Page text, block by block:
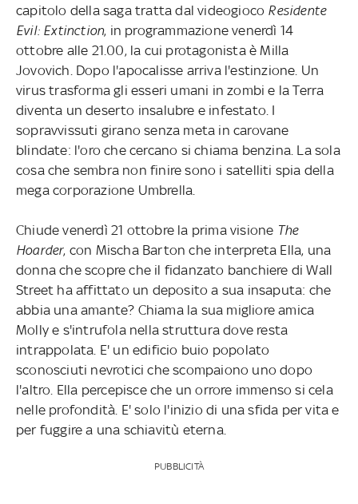
capitolo della saga tratta dal videogioco Residente
Evil: Extinction, in programmazione venerdì 14
ottobre alle 21.00, la cui protagonista è Milla
Jovovich. Dopo l'apocalisse arriva l'estinzione. Un
virus trasforma gli esseri umani in zombi e la Terra
diventa un deserto insalubre e infestato. I
sopravvissuti girano senza meta in carovane
blindate: l'oro che cercano si chiama benzina. La sola
cosa che sembra non finire sono i satelliti spia della
mega corporazione Umbrella.
Chiude venerdì 21 ottobre la prima visione The
Hoarder, con Mischa Barton che interpreta Ella, una
donna che scopre che il fidanzato banchiere di Wall
Street ha affittato un deposito a sua insaputa: che
abbia una amante? Chiama la sua migliore amica
Molly e s'intrufola nella struttura dove resta
intrappolata. E' un edificio buio popolato
sconosciuti nevrotici che scompaiono uno dopo
l'altro. Ella percepisce che un orrore immenso si cela
nelle profondità. E' solo l'inizio di una sfida per vita e
per fuggire a una schiavitù eterna.
PUBBLICITÀ